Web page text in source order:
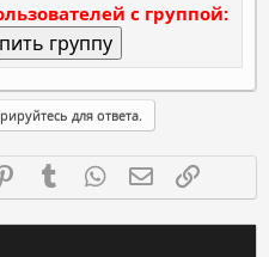
с группой:
для ответа.
PinterestTumblr WhatsAppЭлектронная